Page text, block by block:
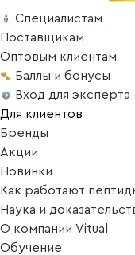
Специалистам
Поставщикам
Оптовым клиентам
Баллы и бонусы
Вход для эксперта
Для клиентов
Бренды
Акции
Новинки
Как работают
Наука и
О компании Vitual
Обучение